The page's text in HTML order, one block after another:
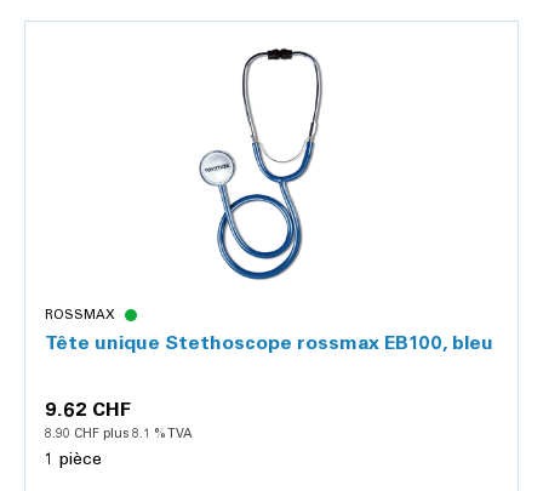
ROSSMAX
Tête unique Stethoscope rossmax EB100, bleu
9.62 CHF
8.90 CHF plus 8.1 % TVA
1 pièce